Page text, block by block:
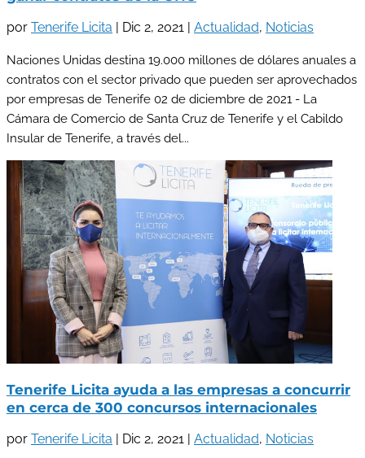
por Tenerife Licita | Dic 2, 2021 | Actualidad, Noticias
Naciones Unidas destina 19.000 millones de dólares anuales a
contratos con el sector privado que pueden ser aprovechados
por empresas de Tenerife 02 de diciembre de 2021 - La
Cámara de Comercio de Santa Cruz de Tenerife y el Cabildo
Insular de Tenerife, a través del...
Tenerife Licita ayuda a las empresas a concurrir
en cerca de 300 concursos internacionales
por Tenerife Licita | Dic 2, 2021 | Actualidad, Noticias